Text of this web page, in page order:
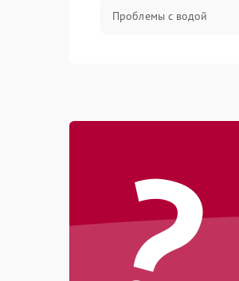
Проблемы с водой